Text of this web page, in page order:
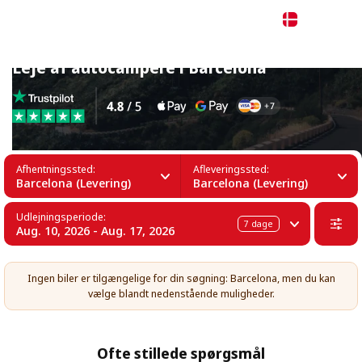
Leje af autocampere i Barcelona
Afhentningssted:
Barcelona (Levering)
Afleveringssted:
Barcelona (Levering)
Udlejningsperiode:
Aug. 10, 2026 - Aug. 17, 2026 7 dage
Ingen biler er tilgængelige for din søgning: Barcelona, men du kan
vælge blandt nedenstående muligheder.
Ofte stillede spørgsmål